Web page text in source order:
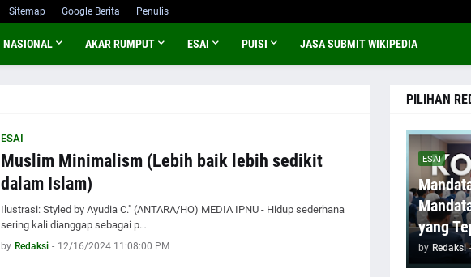
Sitemap Google Berita Penulis
NASIONAL AKAR RUMPUT ESAI PUISI JASA SUBMIT WIKIPEDIA
ESAI
Muslim Minimalism (Lebih baik lebih sedikit
dalam Islam)
Ilustrasi: Styled by Ayudia C." (ANTARA/HO) MEDIA IPNU - Hidup sederhana
sering kali dianggap sebagai p…
by Redaksi - 12/16/2024 11:08:00 PM
PILIHAN
ESAI
yang
by Redaksi -